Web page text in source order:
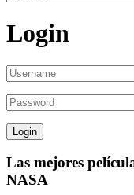
Login
Las mejores
NASA